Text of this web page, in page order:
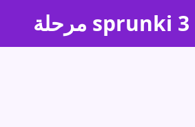
مرحلة sprunki 3